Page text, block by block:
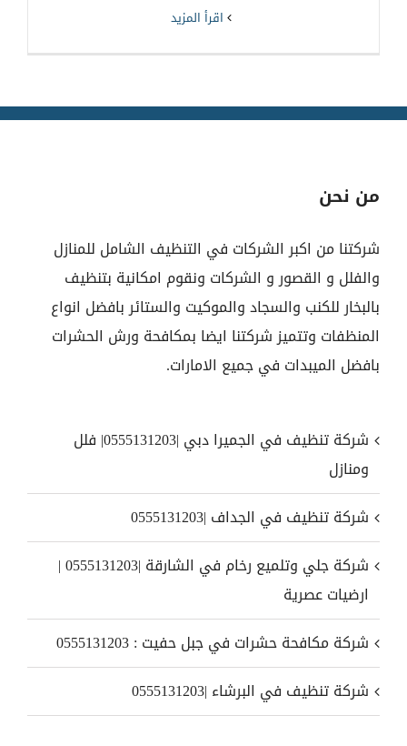
من نحن
شركتنا من اكبر الشركات في التنظيف الشامل للمنازل
والفلل و القصور و الشركات ونقوم امكانية بتنظيف
بالبخار للكنب والسجاد والموكيت والستائر بافضل انواع
المنظفات وتتميز شركتنا ايضا بمكافحة ورش الحشرات
بافضل الميبدات في جميع الامارات.
شركة تنظيف في الجميرا دبي |0555131203| فلل
ومنازل
شركة تنظيف في الجداف |0555131203
شركة جلي وتلميع رخام في الشارقة |0555131203 |
ارضيات عصرية
شركة مكافحة حشرات في جبل حفيت : 0555131203
شركة تنظيف في البرشاء |0555131203